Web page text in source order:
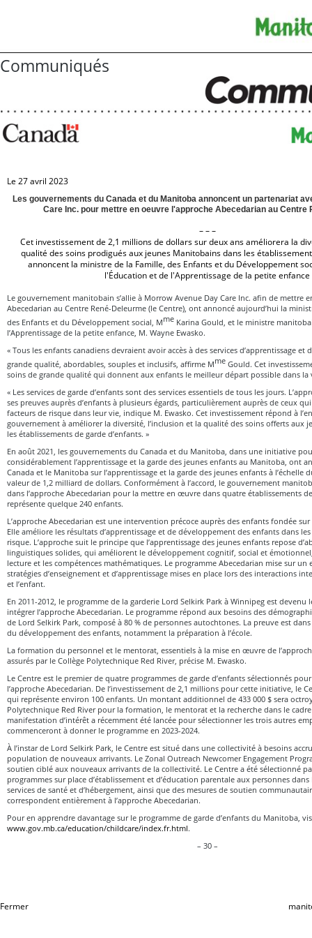
Communiqués
Le 27 avril 2023
Les gouvernements du Canada et du Manitoba annoncent un partenariat
Care Inc. pour mettre en oeuvre l'approche Abecedarian au Centre
– – –
Cet investissement de 2,1 millions de dollars sur deux ans améliorera la
qualité des soins prodigués aux jeunes Manitobains dans les
annoncent la ministre de la Famille, des Enfants et du Développement
l'Éducation et de l'Apprentissage de la petite enfance
Le gouvernement manitobain s’allie à Morrow Avenue Day Care Inc. afin de mettre
Abecedarian au Centre René-Deleurme (le Centre), ont annoncé aujourd’hui la
des Enfants et du Développement social, Mme Karina Gould, et le ministre
l’Apprentissage de la petite enfance, M. Wayne Ewasko.
« Tous les enfants canadiens devraient avoir accès à des services d’apprentissage et
grande qualité, abordables, souples et inclusifs, affirme Mme Gould. Cet
soins de grande qualité qui donnent aux enfants le meilleur départ possible dans la
« Les services de garde d’enfants sont des services essentiels de tous les jours.
ses preuves auprès d’enfants à plusieurs égards, particulièrement auprès de ceux
facteurs de risque dans leur vie, indique M. Ewasko. Cet investissement répond à
gouvernement à améliorer la diversité, l’inclusion et la qualité des soins offerts aux
les établissements de garde d’enfants. »
En août 2021, les gouvernements du Canada et du Manitoba, dans une initiative
considérablement l’apprentissage et la garde des jeunes enfants au Manitoba, ont
Canada et le Manitoba sur l’apprentissage et la garde des jeunes enfants à l’échelle
valeur de 1,2 milliard de dollars. Conformément à l’accord, le gouvernement
dans l’approche Abecedarian pour la mettre en œuvre dans quatre établissements
représente quelque 240 enfants.
L’approche Abecedarian est une intervention précoce auprès des enfants fondée
Elle améliore les résultats d’apprentissage et de développement des enfants dans
risque. L’approche suit le principe que l’apprentissage des jeunes enfants repose
linguistiques solides, qui améliorent le développement cognitif, social et
lecture et les compétences mathématiques. Le programme Abecedarian mise sur un
stratégies d’enseignement et d’apprentissage mises en place lors des interactions
et l’enfant.
En 2011-2012, le programme de la garderie Lord Selkirk Park à Winnipeg est devenu
intégrer l’approche Abecedarian. Le programme répond aux besoins des
de Lord Selkirk Park, composé à 80 % de personnes autochtones. La preuve est
du développement des enfants, notamment la préparation à l’école.
La formation du personnel et le mentorat, essentiels à la mise en œuvre de
assurés par le Collège Polytechnique Red River, précise M. Ewasko.
Le Centre est le premier de quatre programmes de garde d’enfants sélectionnés
l’approche Abecedarian. De l’investissement de 2,1 millions pour cette initiative, le
qui représente environ 100 enfants. Un montant additionnel de 433 000 $ sera
Polytechnique Red River pour la formation, le mentorat et la recherche dans le
manifestation d’intérêt a récemment été lancée pour sélectionner les trois autres
commenceront à donner le programme en 2023-2024.
À l’instar de Lord Selkirk Park, le Centre est situé dans une collectivité à besoins
population de nouveaux arrivants. Le Zonal Outreach Newcomer Engagement
soutien ciblé aux nouveaux arrivants de la collectivité. Le Centre a été sélectionné
programmes sur place d’établissement et d’éducation parentale aux personnes
services de santé et d’hébergement, ainsi que des mesures de soutien
correspondent entièrement à l’approche Abecedarian.
Pour en apprendre davantage sur le programme de garde d’enfants du Manitoba,
www.gov.mb.ca/education/childcare/index.fr.html.
– 30 –
Fermer